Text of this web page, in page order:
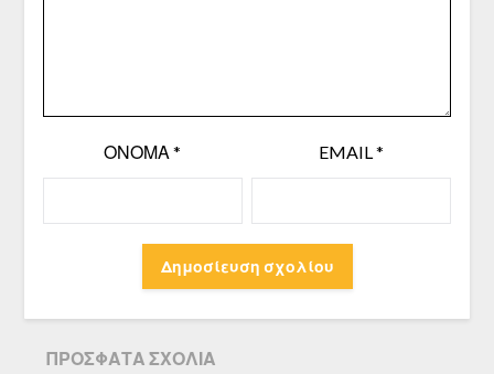
ΌΝΟΜΑ* EMAIL*
ΠΡΌΣΦΑΤΑ ΣΧΌΛΙΑ